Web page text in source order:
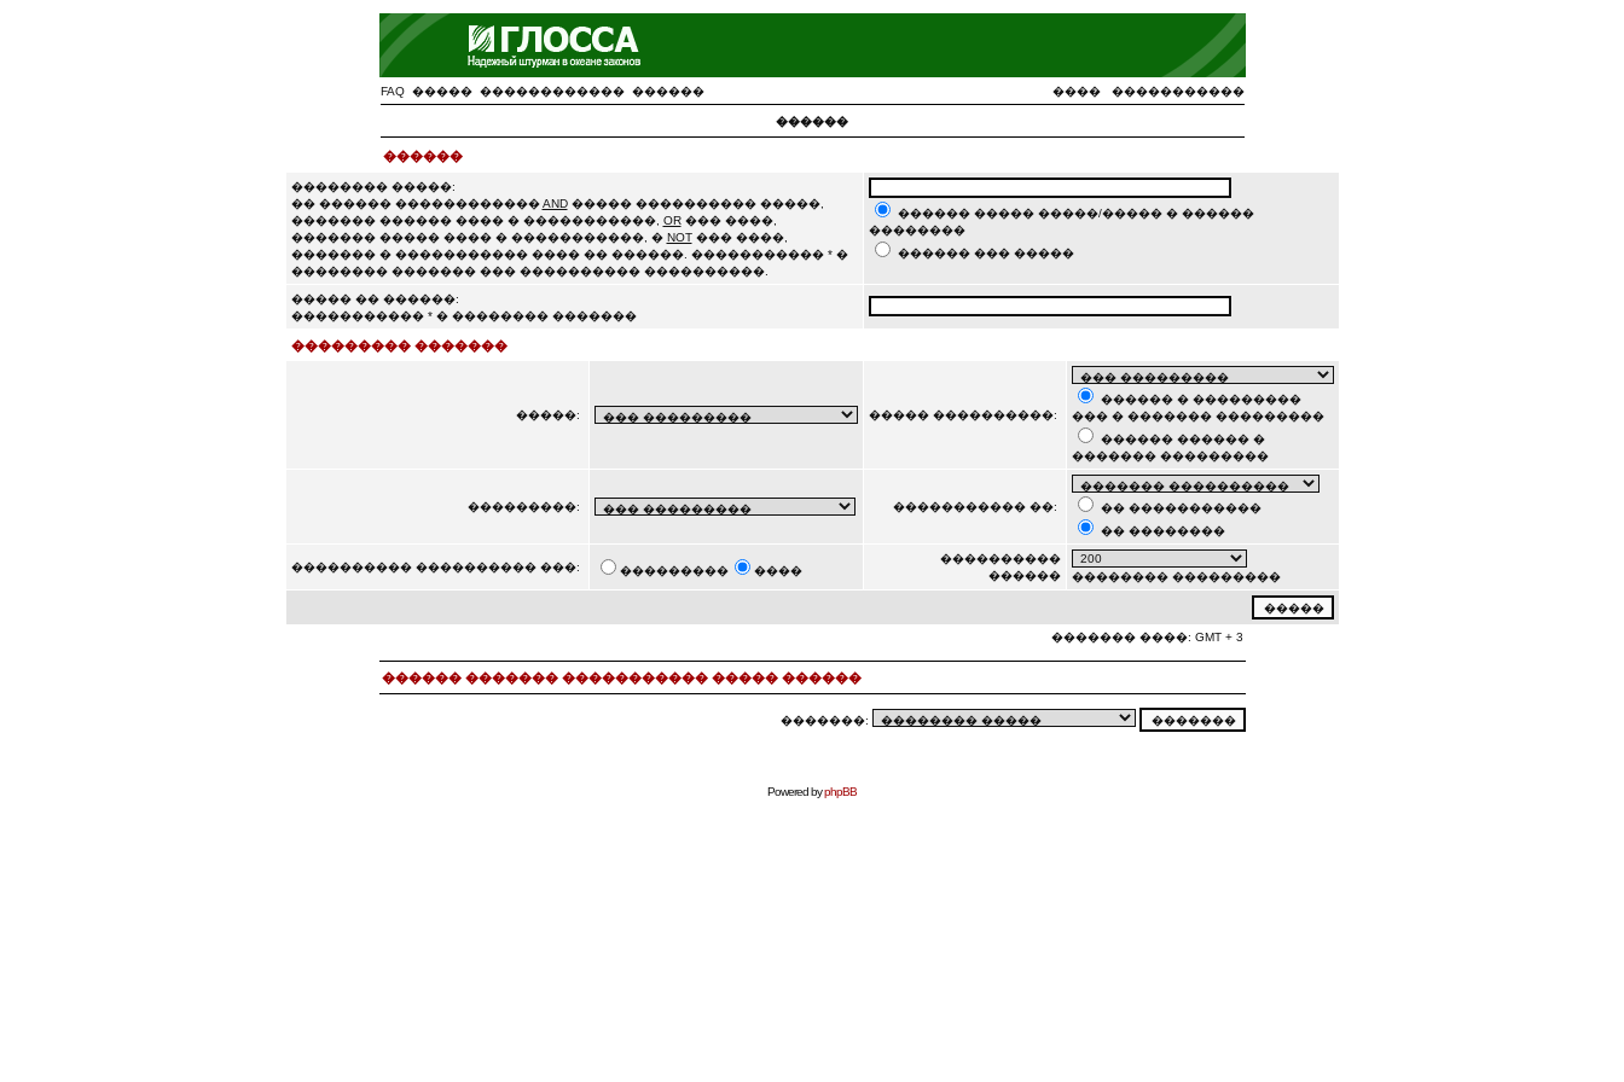
FAQ ����� ������������ ������ ���� �����������
������
������
�������� �����:
�� ������ ������������AND����� ���������� �����,
������� ������ ���� � �����������, OR��� ����,
������� ����� ���� � �����������, � NOT��� ����,
������� � ����������� ���� �� ������. ����������� * �
�������� ������� ��� ���������� ����������.
������ ����� �����/����� � ������
��������
������ ��� �����
����� �� ������:
����������� * � �������� �������
��������� �������
�����: ����� ����������:
������ � ���������
��� � ������� ���������
������ ������ �
������� ���������
���������: ����������� ��:
�� �����������
�� ��������
���������� ���������� ���: ��������� ����
����������
������
�������� ���������
������� ����: GMT + 3
������ ������� ����������� ����� ������
�������:
Powered byphpBB